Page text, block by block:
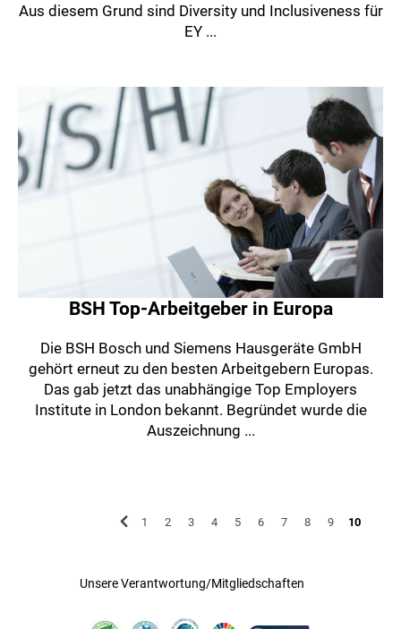
Aus diesem Grund sind Diversity und Inclusiveness für
EY ...
BSH Top-Arbeitgeber in Europa
Die BSH Bosch und Siemens Hausgeräte GmbH
gehört erneut zu den besten Arbeitgebern Europas.
Das gab jetzt das unabhängige Top Employers
Institute in London bekannt. Begründet wurde die
Auszeichnung ...
1 2 3 4 5 6 7 8 9 10
Unsere Verantwortung/Mitgliedschaften